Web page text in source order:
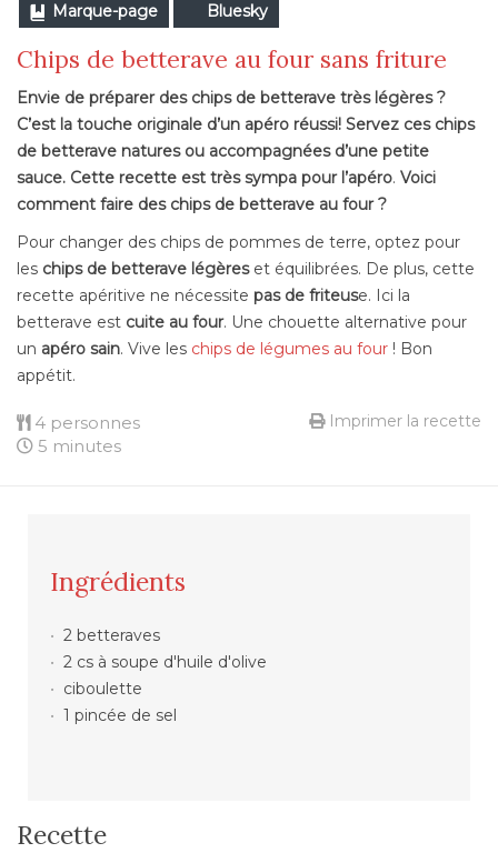
Marque-page
Bluesky
Chips de betterave au four sans friture
Envie de préparer des chips de betterave très légères ?
C’est la touche originale d’un apéro réussi! Servez ces chips
de betterave natures ou accompagnées d’une petite
sauce. Cette recette est très sympa pour l’apéro. Voici
comment faire des chips de betterave au four ?
Pour changer des chips de pommes de terre, optez pour
les chips de betterave légèreset équilibrées. De plus, cette
recette apéritive ne nécessite pas de friteuse. Ici la
betterave est cuite au four. Une chouette alternative pour
un apéro sain. Vive les chips de légumes au four ! Bon
appétit.
4 personnes
5 minutes
Imprimer la recette
Ingrédients
2 betteraves
2 cs à soupe d'huile d'olive
ciboulette
1 pincée de sel
Recette